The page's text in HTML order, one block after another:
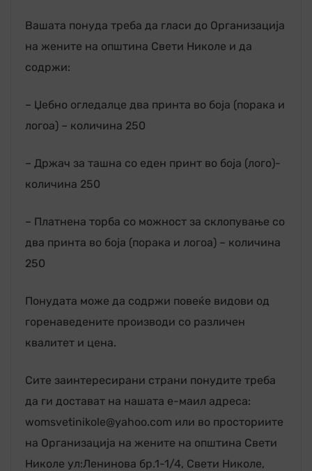
Вашата понуда треба да гласи до Организација
на жените на општина Свети Николе и да
содржи:
– Џебно огледалце два принта во боја (порака и
логоа) – количина 250
– Држач за ташна со еден принт во боја (лого)-
количина 250
– Платнена торба со можност за склопување со
два принта во боја (порака и логоа) – количина
250
Понудата може да содржи повеќе видови од
горенаведените производи со различен
квалитет и цена.
Сите заинтересирани страни понудите треба
да ги достават на нашата е-маил адреса:
womsvetinikole@yahoo.com или во просториите
на Организација на жените на општина Свети
Николе ул:Ленинова бр.1-1/4, Свети Николе,